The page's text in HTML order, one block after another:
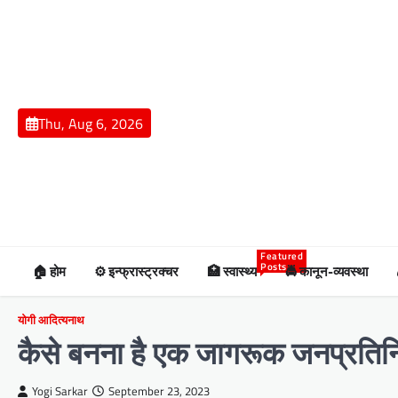
Thu, Aug 6, 2026
🏠 होम ⚙️ इन्फ्रास्ट्रक्चर 🏥 स्वास्थ्य
Featured
Posts🚔 कानून-व्यवस्था
योगी आदित्यनाथ
कैसे बनना है एक जागरूक
Yogi Sarkar September 23, 2023